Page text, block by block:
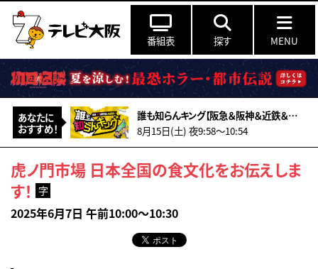
番組表 探す MENU
あなたに
おすすめ！
誰も知らんキング【阪急＆阪神＆近鉄＆南海＆メトロ…鉄道ミステリー2026夏】
8月15日(土) 夜9:58〜10:54
虎ノ門市場 日本全国の食文化をお伝えしま
す！
字
2025年6月7日 午前10:00～10:30